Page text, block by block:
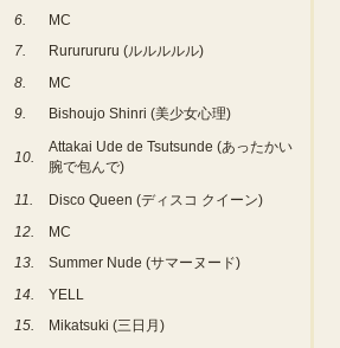
6.
MC
7.
Rururururu (ルルルルル)
8.
MC
9.
Bishoujo Shinri (美少女心理)
10.
Attakai Ude de Tsutsunde (あったかい
腕で包んで)
11.
Disco Queen (ディスコ クイーン)
12.
MC
13.
Summer Nude (サマーヌード)
14.
YELL
15.
Mikatsuki (三日月)